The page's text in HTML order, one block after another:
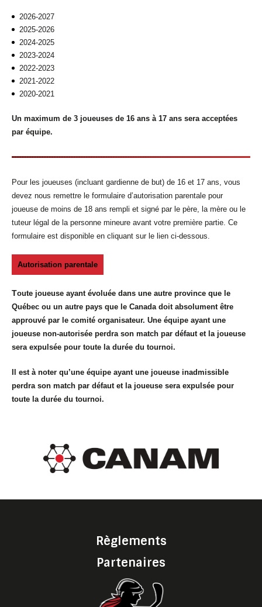
2026-2027
2025-2026
2024-2025
2023-2024
2022-2023
2021-2022
2020-2021
Un maximum de 3 joueuses de 16 ans à 17 ans sera acceptées
par équipe.
Pour les joueuses (incluant gardienne de but) de 16 et 17 ans, vous
devez nous remettre le formulaire d’autorisation parentale pour
joueuse de moins de 18 ans rempli et signé par le père, la mère ou le
tuteur légal de la personne mineure avant votre première partie. Ce
formulaire est disponible en cliquant sur le lien ci-dessous.
Autorisation parentale
Toute joueuse ayant évoluée dans une autre province que le
Québec ou un autre pays que le Canada doit absolument être
approuvé par le comité organisateur. Une équipe ayant une
joueuse non-autorisée perdra son match par défaut et la joueuse
sera expulsée pour toute la durée du tournoi.
Il est à noter qu’une équipe ayant une joueuse inadmissible
perdra son match par défaut et la joueuse sera expulsée pour
toute la durée du tournoi.
Règlements
Partenaires